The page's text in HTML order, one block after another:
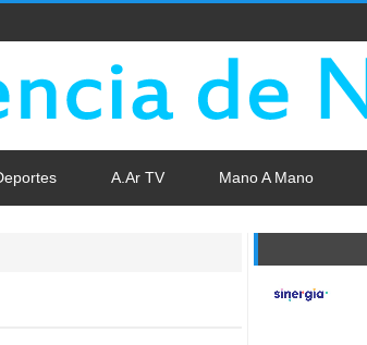
A.Ar TV Mano A Mano